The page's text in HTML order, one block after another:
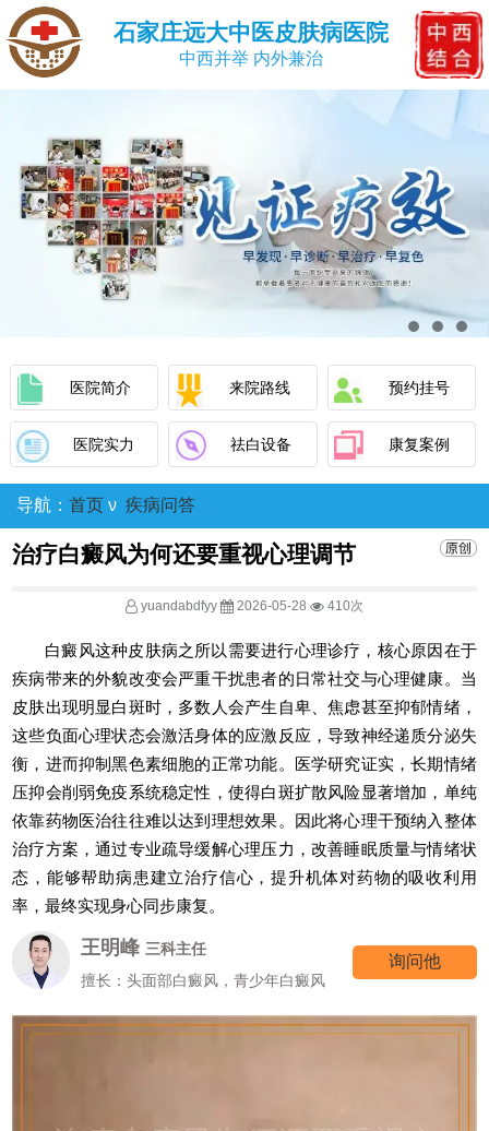
石家庄远大中医皮肤病医院
中西并举 内外兼治
医院简介 来院路线 预约挂号
医院实力 祛白设备 康复案例
导航： 首页 ν 疾病问答
治疗白癜风为何还要重视心理调节
yuandabdfyy 2026-05-28 410次
白癜风这种皮肤病之所以需要进行心理诊疗，核心原因在于
疾病带来的外貌改变会严重干扰患者的日常社交与心理健康。当
皮肤出现明显白斑时，多数人会产生自卑、焦虑甚至抑郁情绪，
这些负面心理状态会激活身体的应激反应，导致神经递质分泌失
衡，进而抑制黑色素细胞的正常功能。医学研究证实，长期情绪
压抑会削弱免疫系统稳定性，使得白斑扩散风险显著增加，单纯
依靠药物医治往往难以达到理想效果。因此将心理干预纳入整体
治疗方案，通过专业疏导缓解心理压力，改善睡眠质量与情绪状
态，能够帮助病患建立治疗信心，提升机体对药物的吸收利用
率，最终实现身心同步康复。
王明峰 三科主任
擅长：头面部白癜风，青少年白癜风
询问他